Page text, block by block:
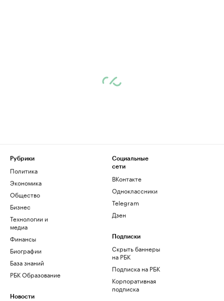
Рубрики
Политика
Экономика
Общество
Бизнес
Технологии и
медиа
Финансы
Биографии
База знаний
РБК Образование
Новости
Социальные
сети
ВКонтакте
Одноклассники
Telegram
Дзен
Подписки
Скрыть баннеры
на РБК
Подписка на РБК
Корпоративная
подписка